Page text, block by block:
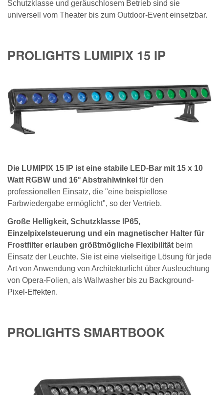
Schutzklasse und geräuschlosem Betrieb sind sie
universell vom Theater bis zum Outdoor-Event einsetzbar.
PROLIGHTS LUMIPIX 15 IP
Die LUMIPIX 15 IP ist eine stabile LED-Bar mit 15 x 10
Watt RGBW und 16° Abstrahlwinkel für den
professionellen Einsatz, die "eine beispiellose
Farbwiedergabe ermöglicht", so der Vertrieb.
Große Helligkeit, Schutzklasse IP65,
Einzelpixelsteuerung und ein magnetischer Halter für
Frostfilter erlauben größtmögliche Flexibilität beim
Einsatz der Leuchte. Sie ist eine vielseitige Lösung für jede
Art von Anwendung von Architekturlicht über Ausleuchtung
von Opera-Folien, als Wallwasher bis zu Background-
Pixel-Effekten.
PROLIGHTS SMARTBOOK